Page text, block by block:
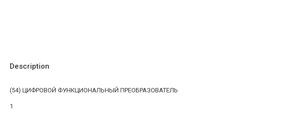
Description
(54) ЦИФРОВОЙ ФУНКЦИОНАЛЬНЫЙ ПРЕОБРАЗОВАТЕЛЬ
1